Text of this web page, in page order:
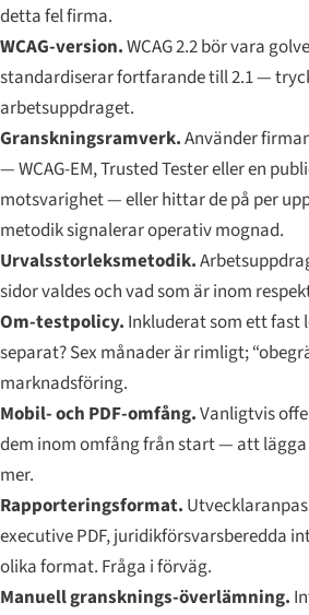
detta fel firma.
WCAG-version.WCAG 2.2 bör vara
standardiserar fortfarande till 2.1 —
arbetsuppdraget.
Granskningsramverk.Använder
— WCAG-EM, Trusted Tester eller en
motsvarighet — eller hittar de på per
metodik signalerar operativ mognad.
Urvalsstorleksmetodik.
sidor valdes och vad som är inom
Om-testpolicy. Inkluderat som ett fast
separat? Sex månader är rimligt;
marknadsföring.
Mobil- och PDF-omfång.Vanligtvis
dem inom omfång från start — att
mer.
Rapporteringsformat.
executive PDF, juridikförsvarsberedda
olika format. Fråga i förväg.
Manuell gransknings-överlämning.